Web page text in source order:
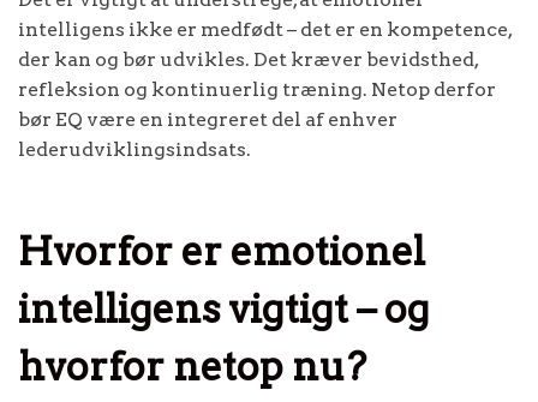
intelligens ikke er medfødt – det er en kompetence,
der kan og bør udvikles. Det kræver bevidsthed,
refleksion og kontinuerlig træning. Netop derfor
bør EQ være en integreret del af enhver
lederudviklingsindsats.
Hvorfor er emotionel
intelligens vigtigt – og
hvorfor netop nu?